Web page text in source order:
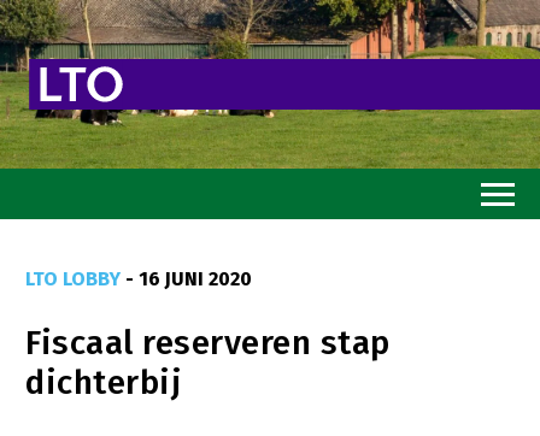
Goed eten
Mooi groen
LTO LOBBY - 16 JUNI 2020
Fiscaal reserveren stap
dichterbij